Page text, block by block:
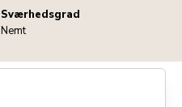
Sværhedsgrad
Nemt